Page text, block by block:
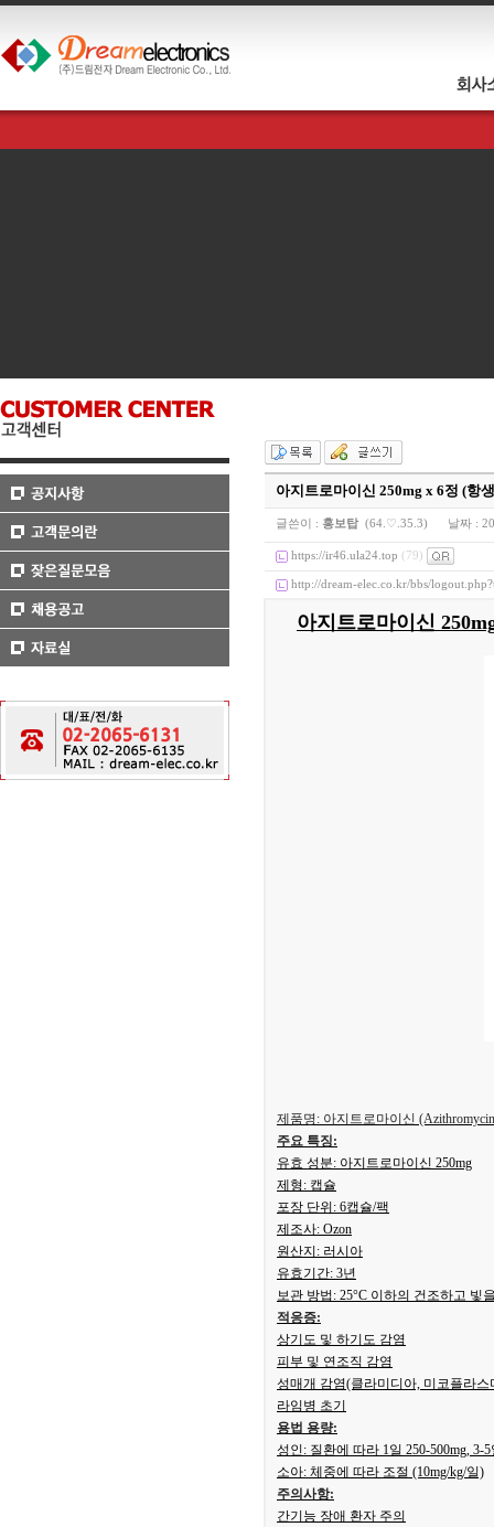
아지트로마이신 250mg x 6정 (항
글쓴이 : 홍보탑 (64.♡.35.3) 날짜 :
https://ir46.ula24.top (79)
http://dream-elec.co.kr/bbs/
아지트로마이신
제품명: 아지트로마이신
주요 특징:
유효 성분: 아지트로마이신 250mg
제형: 캡슐
포장 단위: 6캡슐/팩
제조사: Ozon
원산지: 러시아
유효기간: 3년
보관 방법: 25°C 이하의 건조하고 빛
적응증:
상기도 및 하기도 감염
피부 및 연조직 감염
성매개 감염(클라미디아, 미코플라스
라임병 초기
용법 용량:
성인: 질환에 따라 1일 250-500mg, 3-
소아: 체중에 따라 조절 (10mg/kg/일)
주의사항:
간기능 장애 환자 주의